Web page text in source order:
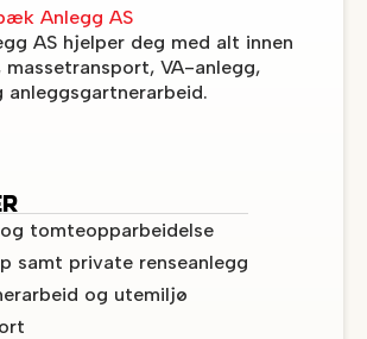
AS hjelper deg med alt innen
massetransport, VA-anlegg,
anleggsgartnerarbeid.
tomteopparbeidelse
samt private renseanlegg
og utemiljø